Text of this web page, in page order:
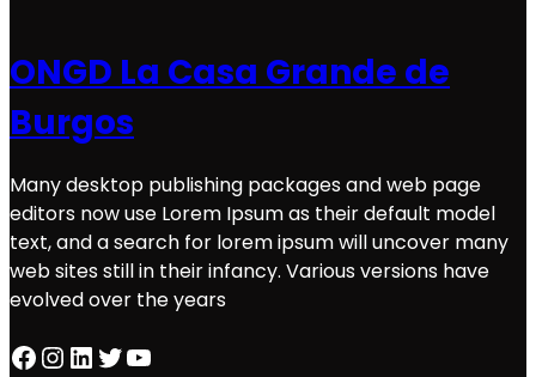
ONGD La Casa Grande de
Burgos
Many desktop publishing packages and web page
editors now use Lorem Ipsum as their default model
text, and a search for lorem ipsum will uncover many
web sites still in their infancy. Various versions have
evolved over the years
Facebook InstagramLinkedIn Twitter YouTube